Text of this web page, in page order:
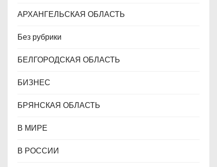
АРХАНГЕЛЬСКАЯ ОБЛАСТЬ
Без рубрики
БЕЛГОРОДСКАЯ ОБЛАСТЬ
БИЗНЕС
БРЯНСКАЯ ОБЛАСТЬ
В МИРЕ
В РОССИИ